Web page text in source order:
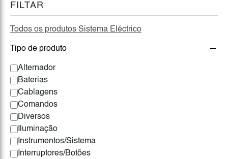
FILTAR
Todos os produtos Sistema Eléctrico
Tipo de produto
Alternador
Baterias
Cablagens
Comandos
Diversos
Iluminação
Instrumentos/Sistema
Interruptores/Botões